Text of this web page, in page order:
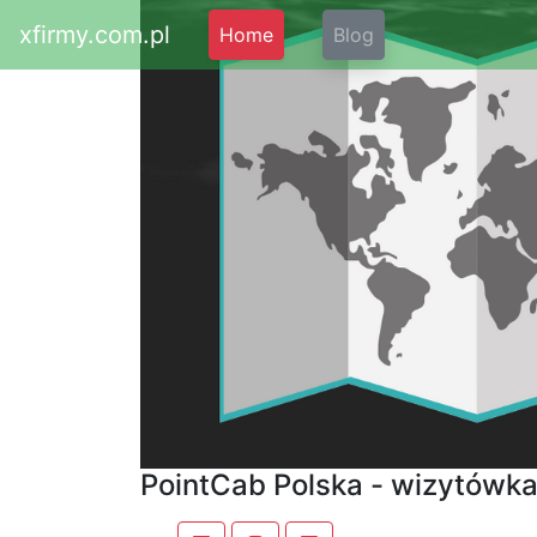
xfirmy.com.pl Home Blog
PointCab Polska - wizytówka